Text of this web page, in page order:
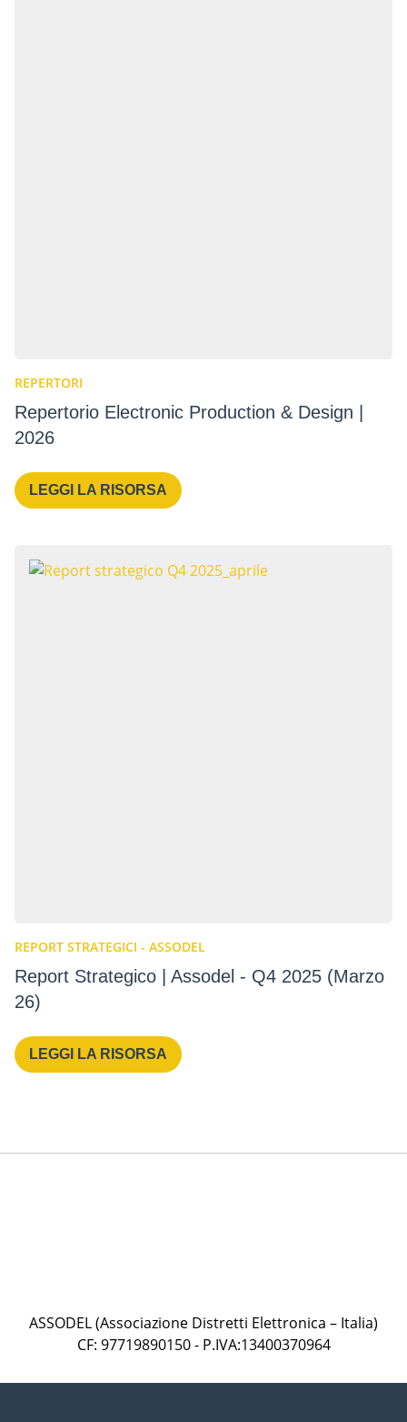
REPERTORI
Repertorio Electronic Production & Design |
2026
LEGGI LA RISORSA
REPORT STRATEGICI - ASSODEL
Report Strategico | Assodel - Q4 2025 (Marzo
26)
LEGGI LA RISORSA
ASSODEL (Associazione Distretti Elettronica – Italia)
CF: 97719890150 - P.IVA:13400370964